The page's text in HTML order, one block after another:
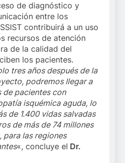
de diagnóstico y
entre los
contribuirá a un uso
recursos de atención
de la calidad del
los pacientes.
tres años después de la
podremos llegar a
de pacientes con
isquémica aguda, lo
de 1.400 vidas salvadas
de más de 74 millones
para las regiones
«, concluye el Dr.